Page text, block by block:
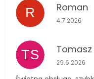
R Roman
4.7.2026
TS Tomasz
29.6.2026